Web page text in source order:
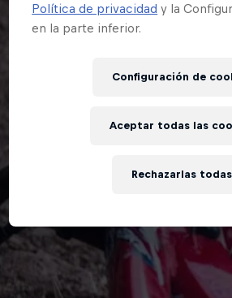
Política de privacidad y la
en la parte inferior.
Configuración de
Rechazarlas todas
Aceptar todas las